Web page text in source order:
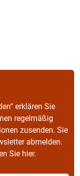
erklären Sie
regelmäßig
zusenden. Sie
abmelden.
Sie hier.